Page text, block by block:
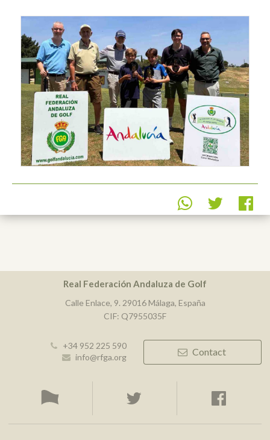
Real Federación Andaluza de Golf
Calle Enlace, 9. 29016 Málaga, España
CIF: Q7955035F
+34 952 225 590
info@rfga.org
Contact